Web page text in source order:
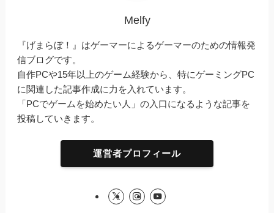
Melfy
『げまらぼ！』はゲーマーによるゲーマーのための情報発
信ブログです。
自作PCや15年以上のゲーム経験から、特にゲーミングPC
に関連した記事作成に力を入れています。
「PCでゲームを始めたい人」の入口になるような記事を
投稿していきます。
運営者プロフィール